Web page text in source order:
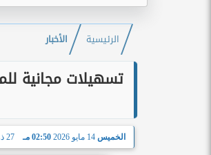
الرئيسية الأخبار
تسهيلات مجانية
الخميس 14 مايو 2026 02:50 مـ 27 ذو القعدة 1447